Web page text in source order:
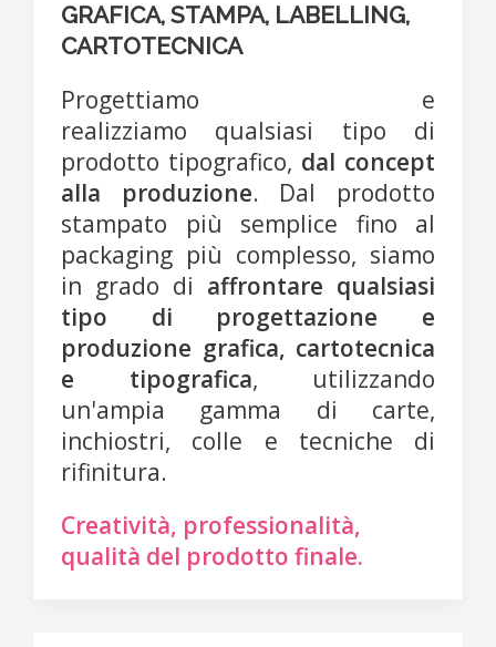
GRAFICA, STAMPA, LABELLING,
CARTOTECNICA
Progettiamo e
realizziamo qualsiasi tipo di
prodotto tipografico, dal concept
alla produzione. Dal prodotto
stampato più semplice fino al
packaging più complesso, siamo
in grado di affrontare qualsiasi
tipo di progettazione e
produzione grafica, cartotecnica
e tipografica, utilizzando
un'ampia gamma di carte,
inchiostri, colle e tecniche di
rifinitura.
Creatività, professionalità,
qualità del prodotto finale.